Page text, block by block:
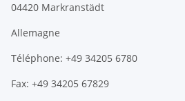
04420 Markranstädt
Allemagne
Téléphone: +49 34205 6780
Fax: +49 34205 67829